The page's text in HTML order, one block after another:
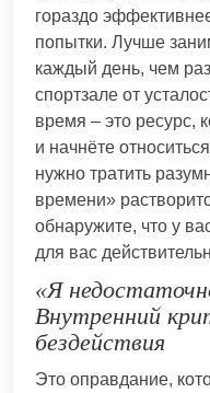
гораздо
попытки. Лучше
каждый день, чем
спортзале от
время – это ресурс,
и начнёте
нужно тратить
времени»
обнаружите, что у
для вас
«Я
Внутренний
бездействия
Это оправдание,